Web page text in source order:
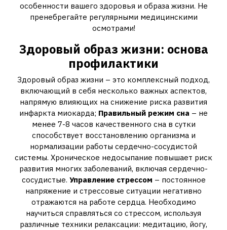
особенности вашего здоровья и образа жизни. Не
пренебрегайте регулярными медицинскими
осмотрами!
Здоровый образ жизни: основа
профилактики
Здоровый образ жизни – это комплексный подход,
включающий в себя несколько важных аспектов,
напрямую влияющих на снижение риска развития
инфаркта миокарда; Правильный режим сна – не
менее 7-8 часов качественного сна в сутки
способствует восстановлению организма и
нормализации работы сердечно-сосудистой
системы. Хроническое недосыпание повышает риск
развития многих заболеваний, включая сердечно-
сосудистые. Управление стрессом – постоянное
напряжение и стрессовые ситуации негативно
отражаются на работе сердца. Необходимо
научиться справляться со стрессом, используя
различные техники релаксации: медитацию, йогу,